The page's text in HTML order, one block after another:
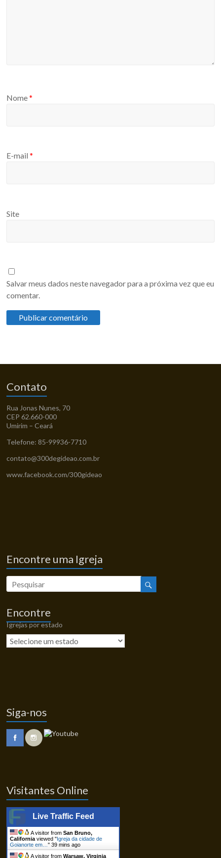
Nome*
E-mail*
Site
Salvar meus dados neste navegador para a próxima vez que eu
comentar.
Contato
Rua Jonas Nunes, 70
CEP 62.660-000
Umirim – Ceará
Telefone: 85-99936-7710
contato@300degideao.com.br
www.facebook.com/300gideao
Encontre uma Igreja
Encontre
Igrejas por estado
Siga-nos
Visitantes Online
Live Traffic Feed
A visitor fromSan Bruno,
California viewed "Igreja da cidade de
Goianorte em…"39 mins ago
A visitor fromWarsaw, Virginia